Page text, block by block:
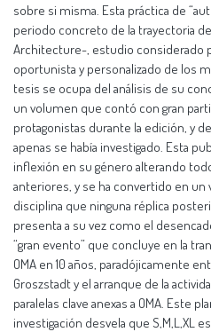
sobre si misma. Esta práctica de
periodo concreto de la trayectoria
Architecture-, estudio considerado
oportunista y personalizado de los
tesis se ocupa del análisis de su
un volumen que contó con gran
protagonistas durante la edición, y
apenas se había investigado. Esta
inflexión en su género alterando
anteriores, y se ha convertido en
disciplina que ninguna réplica
presenta a su vez como el
“gran evento” que concluye en la
OMA en 10 años, paradójicamente
Groszstadt y el arranque de la
paralelas clave anexas a OMA. Este
investigación desvela que S,M,L,XL